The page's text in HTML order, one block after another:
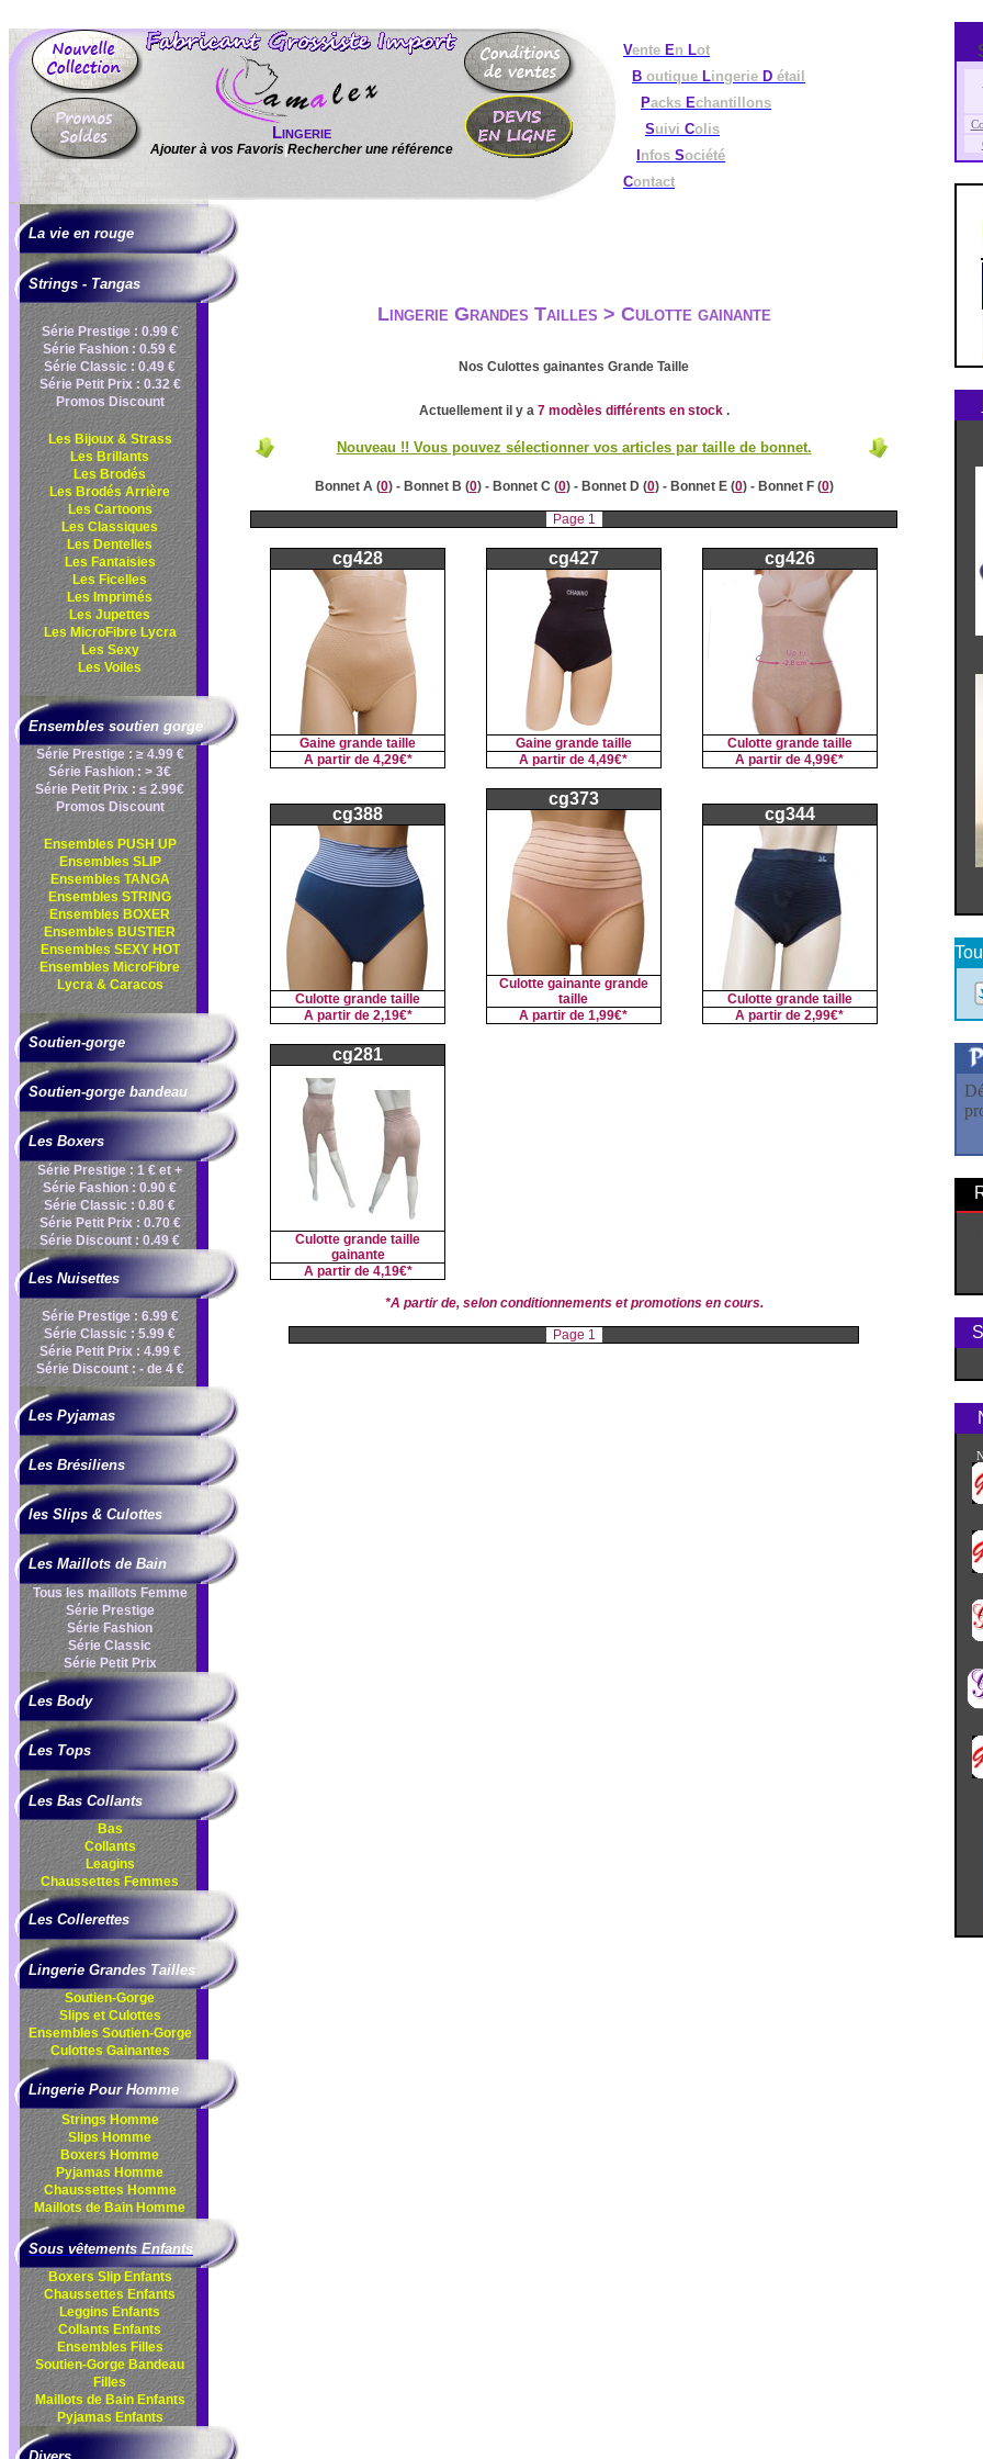
Lingerie
Ajouter à vos Favoris Rechercher une référence
Vente En Lot
B outique Lingerie D étail
Packs Echantillons
Suivi Colis
nfos Société
Contact
La vie en rouge
Strings - Tangas
Série Prestige : 0.99 €
Série Fashion : 0.59 €
Série Classic : 0.49 €
Série Petit Prix : 0.32 €
Promos Discount
Les Bijoux & Strass
Les Brillants
Les Brodés
Les Brodés Arrière
Les Cartoons
Les Classiques
Les Dentelles
Les Fantaisies
Les Ficelles
Les Imprimés
Les Jupettes
Les MicroFibre Lycra
Les Sexy
Les Voiles
Ensembles soutien gorge
Série Prestige : ≥ 4.99 €
Série Fashion : > 3€
Série Petit Prix : ≤ 2.99€
Promos Discount
Ensembles PUSH UP
Ensembles SLIP
Ensembles TANGA
Ensembles STRING
Ensembles BOXER
Ensembles BUSTIER
Ensembles SEXY HOT
Ensembles MicroFibre
Lycra & Caracos
Soutien-gorge
Soutien-gorge bandeau
Les Boxers
Série Prestige : 1 € et +
Série Fashion : 0.90 €
Série Classic : 0.80 €
Série Petit Prix : 0.70 €
Série Discount : 0.49 €
Les Nuisettes
Série Prestige : 6.99 €
Série Classic : 5.99 €
Série Petit Prix : 4.99 €
Série Discount : - de 4 €
Les Pyjamas
Les Brésiliens
les Slips & Culottes
Les Maillots de Bain
Tous les maillots Femme
Série Prestige
Série Fashion
Série Classic
Série Petit Prix
Les Body
Les Tops
Les Bas Collants
Bas
Collants
Leagins
Chaussettes Femmes
Les Collerettes
Lingerie Grandes Tailles
Soutien-Gorge
Slips et Culottes
EnsemblesSoutien-Gorge
CulottesGainantes
Lingerie Pour Homme
Strings Homme
Slips Homme
Boxers Homme
Pyjamas Homme
Chaussettes Homme
Maillots de Bain Homme
Sous vêtements Enfants
Boxers Slip Enfants
Chaussettes Enfants
Leggins Enfants
Collants Enfants
Ensembles Filles
Soutien-Gorge Bandeau
Filles
Maillots de Bain Enfants
Pyjamas Enfants
Lingerie Grandes Tailles > Culotte gainante
Nos Culottes gainantes Grande Taille
Actuellement il y a 7 modèles différents en stock .
Nouveau !! Vous pouvez sélectionner vos articles par taille de bonnet.
Bonnet A (0) - Bonnet B (0) - Bonnet C (0) - Bonnet D (0) - Bonnet E (0) - Bonnet F (0)
Page 1
cg428
Gaine grande taille
A partir de 4,29€*
cg427
Gaine grande taille
A partir de 4,49€*
cg426
Culotte grande taille
A partir de 4,99€*
cg388
Culotte grande taille
A partir de 2,19€*
cg373
Culotte gainante grande
taille
A partir de 1,99€*
cg344
Culotte grande taille
A partir de 2,99€*
cg281
Culotte grande taille
gainante
A partir de 4,19€*
*A partir de, selon conditionnements et promotions en cours.
Page 1